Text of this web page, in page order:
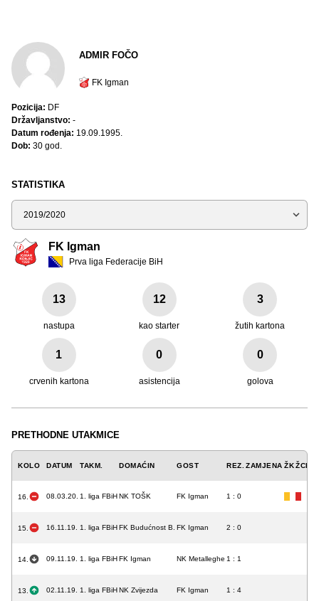
STATISTIKA
Sezona
FK Igman
Prva liga Federacije BiH
13
nastupa
12
kao starter
3
žutih kartona
1
crvenih kartona
0
asistencija
0
golova
PRETHODNE UTAKMICE
KOLO DATUM TAKM. DOMAĆIN GOST REZ. ZAMJENA ŽKŽCK
16. 08.03.20. 1. liga FBiHNK TOŠK FK Igman 1 : 0
15. 16.11.19. 1. liga FBiHFK Budućnost B. FK Igman 2 : 0
14. 09.11.19. 1. liga FBiHFK Igman NK Metalleghe 1 : 1
13. 02.11.19. 1. liga FBiHNK Zvijezda FK Igman 1 : 4
ADMIR FOČO
FK Igman
Pozicija: DF
Državljanstvo: -
Datum rođenja: 19.09.1995.
Dob: 30 god.